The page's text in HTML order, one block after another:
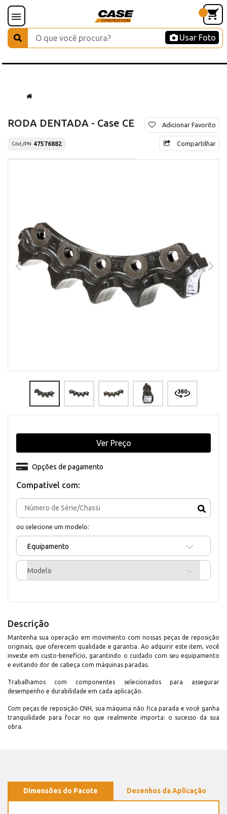
Usar Foto
RODA DENTADA - Case CE
Cód./PN 47576882
Adicionar Favorito
Compartilhar
Compativel com:
ou selecione um modelo:
Equipamento
Modelo
Opções de pagamento
Ver Preço
Descrição
Mantenha sua operação em movimento com nossas peças de reposição
originais, que oferecem qualidade e garantia. Ao adquirir este item, você
investe em custo-benefício, garantindo o cuidado com seu equipamento
e evitando dor de cabeça com máquinas paradas.
Trabalhamos com componentes selecionados para assegurar
desempenho e durabilidade em cada aplicação.
Com peças de reposição CNH, sua máquina não fica parada e você ganha
tranquilidade para focar no que realmente importa: o sucesso da sua
obra.
Dimensões do Pacote Desenhos da Aplicação